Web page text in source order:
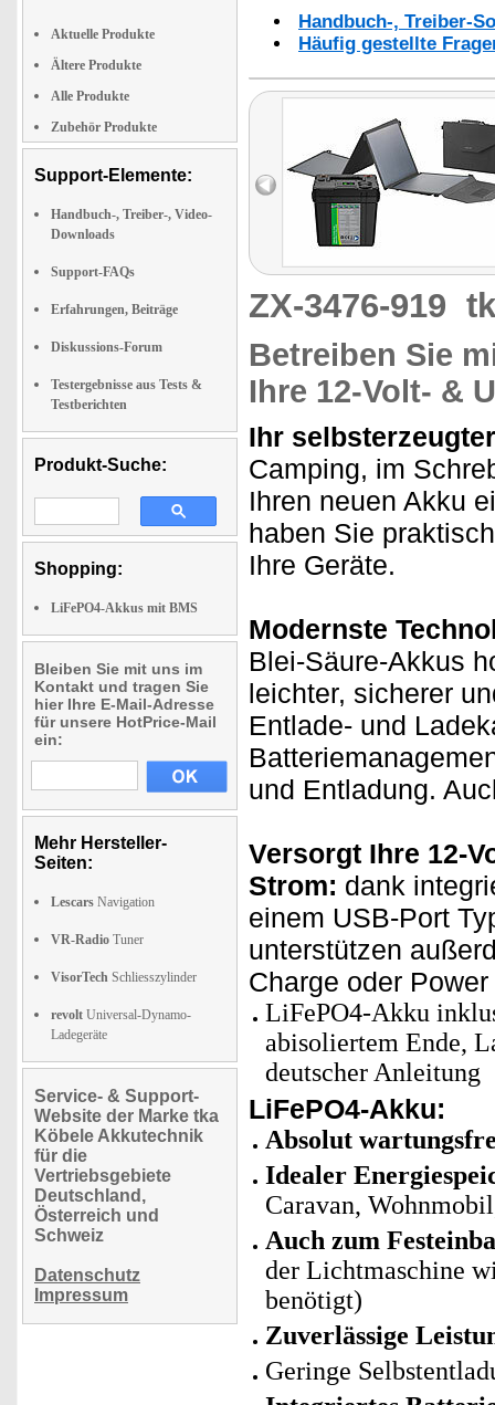
Aktuelle Produkte
Ältere Produkte
Alle Produkte
Zubehör Produkte
Support-Elemente:
Handbuch-, Treiber-, Video-
Downloads
Support-FAQs
Erfahrungen, Beiträge
Diskussions-Forum
Testergebnisse aus Tests &
Testberichten
Produkt-Suche:
Shopping:
LiFePO4-Akkus mit BMS
Bleiben Sie mit uns im
Kontakt und tragen Sie
hier Ihre E-Mail-Adresse
für unsere HotPrice-Mail
ein:
Mehr Hersteller-
Seiten:
Lescars Navigation
VR-Radio Tuner
VisorTech Schliesszylinder
revolt Universal-Dynamo-
Ladegeräte
Service- & Support-
Website der Marke tka
Köbele Akkutechnik
für die
Vertriebsgebiete
Deutschland,
Österreich und
Schweiz
Datenschutz
Impressum
Handbuch-, Treiber-
Häufig gestellte
ZX-3476-919
Betreiben Sie
Ihre 12-Volt- &
Ihr
Camping, im
Ihren neuen Akku
haben Sie
Ihre Geräte.
Modernste
Blei-Säure-Akkus
leichter, sicherer
Entlade- und
und Entladung.
Versorgt Ihre 12-
Strom: dank
einem USB-Port
unterstützen
Charge oder
LiFePO4-Akku
abisoliertem Ende,
deutscher Anleitung
LiFePO4-Akku:
Absolut
Idealer
Caravan,
Auch zum
der Lichtmaschine
benötigt)
Zuverlässige
Geringe